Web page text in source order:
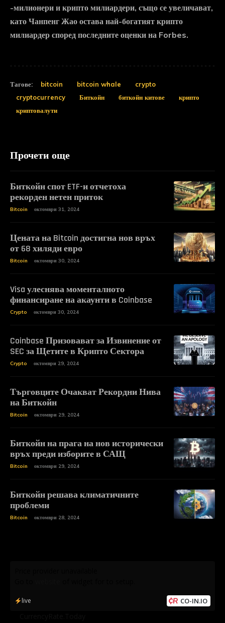
-милионери и крипто милиардери, също се увеличават,
като Чанпенг Жао остава най-богатият крипто
милиардер според последните оценки на Forbes.
Тагове: bitcoin bitcoin whale
crypto
cryptocurrency
Биткойн биткойн китове
крипто
криптовалути
Прочети още
Биткойн спот ETF-и отчетоха
рекорден нетен приток
Bitcoin октомври 31, 2024
Цената на Bitcoin достигна нов връх
от 68 хиляди евро
Bitcoin октомври 30, 2024
Visa улеснява моменталното
финансиране на акаунти в Coinbase
Crypto октомври 30, 2024
Coinbase Призовават за Извинение от
SEC за Щетите в Крипто Сектора
Crypto октомври 29, 2024
Търговците Очакват Рекордни Нива
на Биткойн
Bitcoin октомври 29, 2024
Биткойн на прага на нов исторически
връх преди изборите в САЩ
Bitcoin октомври 29, 2024
Биткойн решава климатичните
проблеми
Bitcoin октомври 28, 2024
live CO-IN.IO